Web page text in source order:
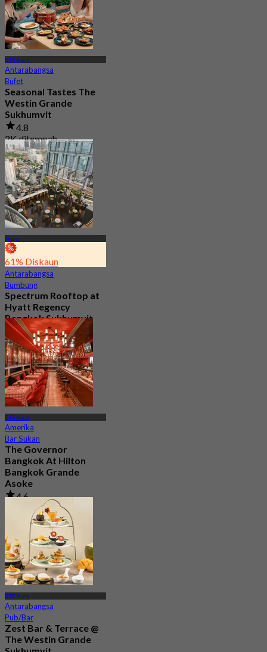
BTS Asok
Antarabangsa
Bufet
Seasonal Tastes The
Westin Grande
Sukhumvit
4.8
2K ditempah
Dari฿ 794.25
Nana
61% Diskaun
Antarabangsa
Bumbung
Spectrum Rooftop at
Hyatt Regency
Bangkok Sukhumvit
4.8
9.9K ditempah
Dari฿ 499.5
BTS Asok
Amerika
Bar Sukan
The Governor
Bangkok At Hilton
Bangkok Grande
Asoke
4.6
63 ditempah
฿ 299.5
BTS Asok
Antarabangsa
Pub/Bar
Zest Bar & Terrace @
The Westin Grande